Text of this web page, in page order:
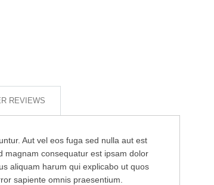
REVIEWS
Aut vel eos fuga sed nulla aut est
magnam consequatur est ipsam dolor
aliquam harum qui explicabo ut quos
sapiente omnis praesentium.